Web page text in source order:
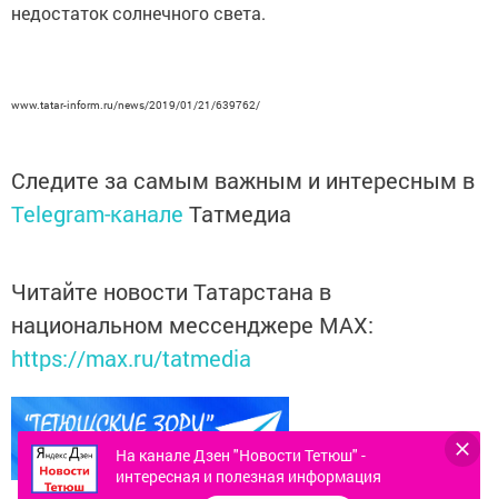
недостаток солнечного света.
www.tatar-inform.ru/news/2019/01/21/639762/
Следите за самым важным и интересным в
Telegram-канале Татмедиа
Читайте новости Татарстана в
национальном мессенджере MАХ:
https://max.ru/tatmedia
На канале Дзен "Новости Тетюш" -
интересная и полезная информация